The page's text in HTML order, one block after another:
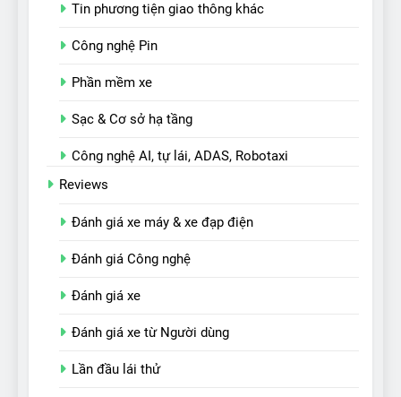
Tin phương tiện giao thông khác
Công nghệ Pin
Phần mềm xe
Sạc & Cơ sở hạ tầng
Công nghệ AI, tự lái, ADAS, Robotaxi
Reviews
Đánh giá xe máy & xe đạp điện
Đánh giá Công nghệ
Đánh giá xe
Đánh giá xe từ Người dùng
Lần đầu lái thử